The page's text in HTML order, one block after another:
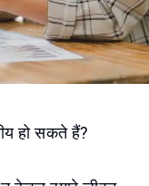
हो सकते हैं?